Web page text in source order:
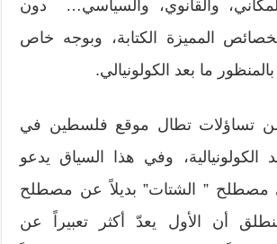
والقانوي، والسياسي… دون
المميزة الكتابة، وبوجه خاص
بالمنظور ما بعد الكولونيالي.
تساؤلات تطال موقع فلسطين في
الكولونيالية، وفي هذا السياق يدعو
مصطلح ” الشتات” بديلاً عن مصطلح
أن الأول يعدّ أكثر تعبيراً عن